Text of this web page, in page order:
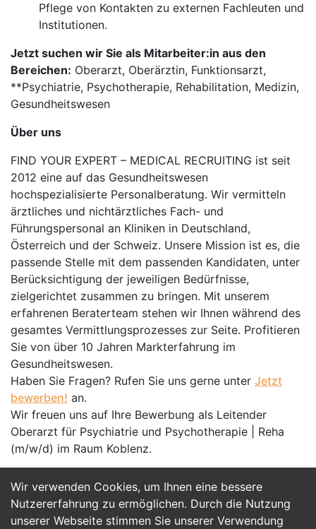
Wir verwenden Cookies, um Ihnen eine bessere
Nutzererfahrung zu ermöglichen. Durch die Nutzung
unserer Webseite stimmen Sie unserer Verwendung
Pflege von Kontakten zu externen Fachleuten und
Institutionen.
Jetzt suchen wir Sie als Mitarbeiter:in aus den
Bereichen: Oberarzt, Oberärztin, Funktionsarzt,
**Psychiatrie, Psychotherapie, Rehabilitation, Medizin,
Gesundheitswesen
Über uns
FIND YOUR EXPERT – MEDICAL RECRUITING ist seit
2012 eine auf das Gesundheitswesen
hochspezialisierte Personalberatung. Wir vermitteln
ärztliches und nichtärztliches Fach- und
Führungspersonal an Kliniken in Deutschland,
Österreich und der Schweiz. Unsere Mission ist es, die
passende Stelle mit dem passenden Kandidaten, unter
Berücksichtigung der jeweiligen Bedürfnisse,
zielgerichtet zusammen zu bringen. Mit unserem
erfahrenen Beraterteam stehen wir Ihnen während des
gesamtes Vermittlungsprozesses zur Seite. Profitieren
Sie von über 10 Jahren Markterfahrung im
Gesundheitswesen.
Haben Sie Fragen? Rufen Sie uns gerne unter Jetzt
bewerben! an.
Wir freuen uns auf Ihre Bewerbung als Leitender
Oberarzt für Psychiatrie und Psychotherapie | Reha
(m/w/d) im Raum Koblenz.
Jetzt Bewerben